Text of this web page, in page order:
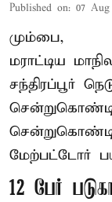
Published on: 07 Aug
மும்பை,
மராட்டிய
சந்திரப்பூர்
மேற்பட்டோர்
12 பேர்